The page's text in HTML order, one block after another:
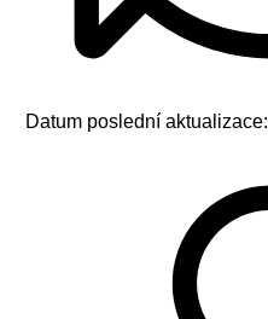
Datum poslední aktualizace: